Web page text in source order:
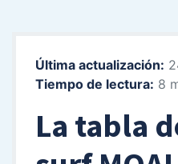
Última actualización:
Tiempo de lectura: 8
La tabla